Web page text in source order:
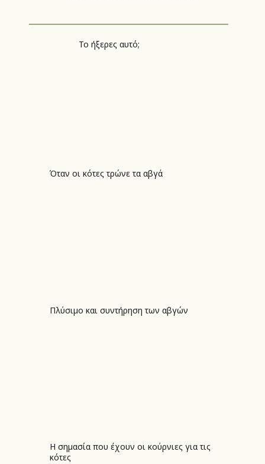
Όταν οι κότες τρώνε τα αβγά
Όταν οι κότες τρώνε τα αβγά
Πλύσιμο και συντήρηση των αβγών
Πλύσιμο και συντήρηση των αβγών
Η σημασία που έχουν οι κούρνιες για τις
κότες
Η σημασία που έχουν οι κούρνιες για τις κότες
Το ήξερες αυτό;